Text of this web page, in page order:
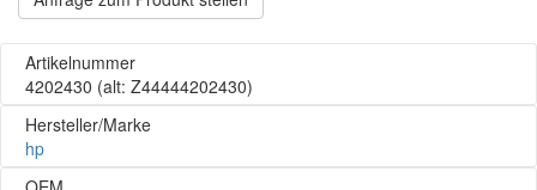
Artikelnummer
4202430 (alt: Z44444202430)
Hersteller/Marke
hp